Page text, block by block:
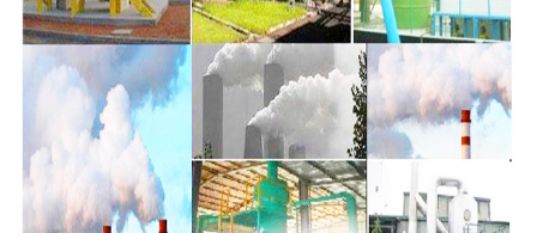
ty TNHH May Manseon Global
+ Mở nhóm...
Quang Minh- Mê Linh-Hà Nội
Hệ thống xử lý nước thải giặt và sinh hoạt Công
suất: 100m3/ngày. đêm Công ty cổ phần May
Nam Định
+ Mở nhóm...